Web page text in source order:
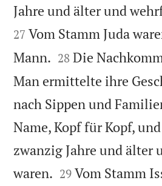
Jahre und älter und
27 Vom Stamm Juda
Mann. 

28 Die
Man ermittelte ihre
nach Sippen und
Name, Kopf für Kopf,
zwanzig Jahre und älter
waren. 

29 Vom Stamm